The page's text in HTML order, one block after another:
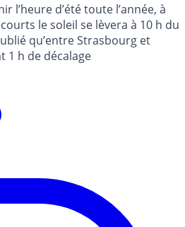
l’heure d’été toute l’année, à
le soleil se lèvera à 10 h du
qu’entre Strasbourg et
1 h de décalage